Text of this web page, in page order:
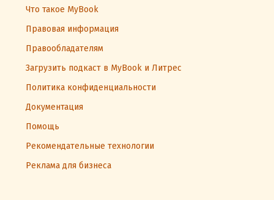
Что такое MyBook
Правовая информация
Правообладателям
Загрузить подкаст в MyBook и Литрес
Политика конфиденциальности
Документация
Помощь
Рекомендательные технологии
Реклама для бизнеса